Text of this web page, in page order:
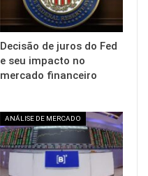
Decisão de juros do Fed
e seu impacto no
mercado financeiro
ANÁLISE DE MERCADO